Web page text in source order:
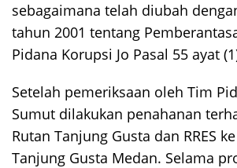
sebagaimana telah diubah
tahun 2001 tentang
Pidana Korupsi Jo Pasal 55 ayat
Setelah pemeriksaan oleh Tim
Sumut dilakukan penahanan
Rutan Tanjung Gusta dan RRES
Tanjung Gusta Medan. Selama